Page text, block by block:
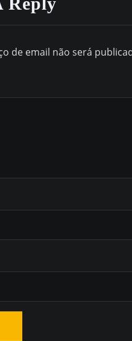
de email não será